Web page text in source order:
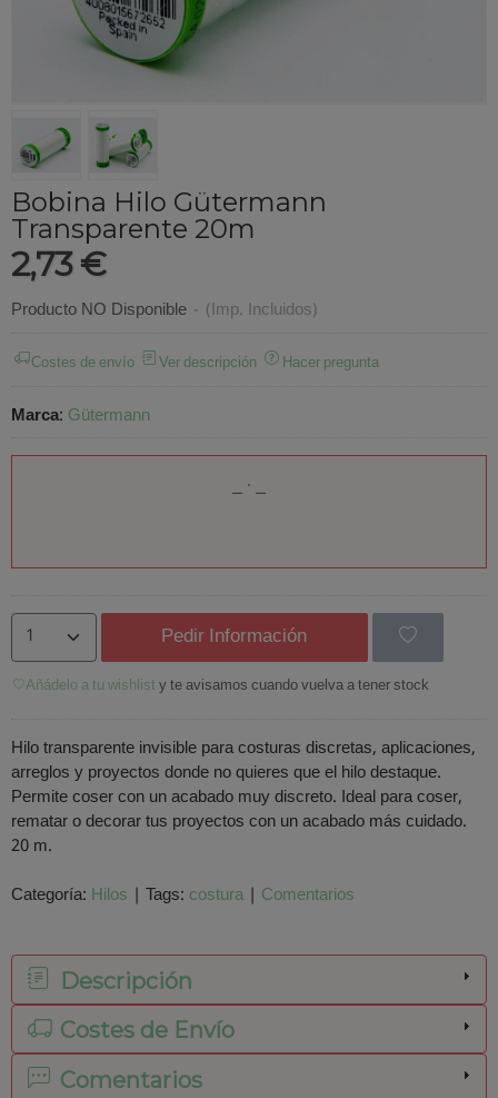
Bobina Hilo Gütermann
Transparente 20m
2,73 €
Producto NO Disponible - (Imp. Incluidos)
Costes de envío Ver descripción Hacer pregunta
Marca: Gütermann
Pedir Información
Añádelo a tu wishlisty te avisamos cuando vuelva a tener stock
Hilo transparente invisible para costuras discretas, aplicaciones,
arreglos y proyectos donde no quieres que el hilo destaque.
Permite coser con un acabado muy discreto. Ideal para coser,
rematar o decorar tus proyectos con un acabado más cuidado.
20 m.
Categoría: Hilos | Tags: costura | Comentarios
Descripción
Costes de Envío
Comentarios